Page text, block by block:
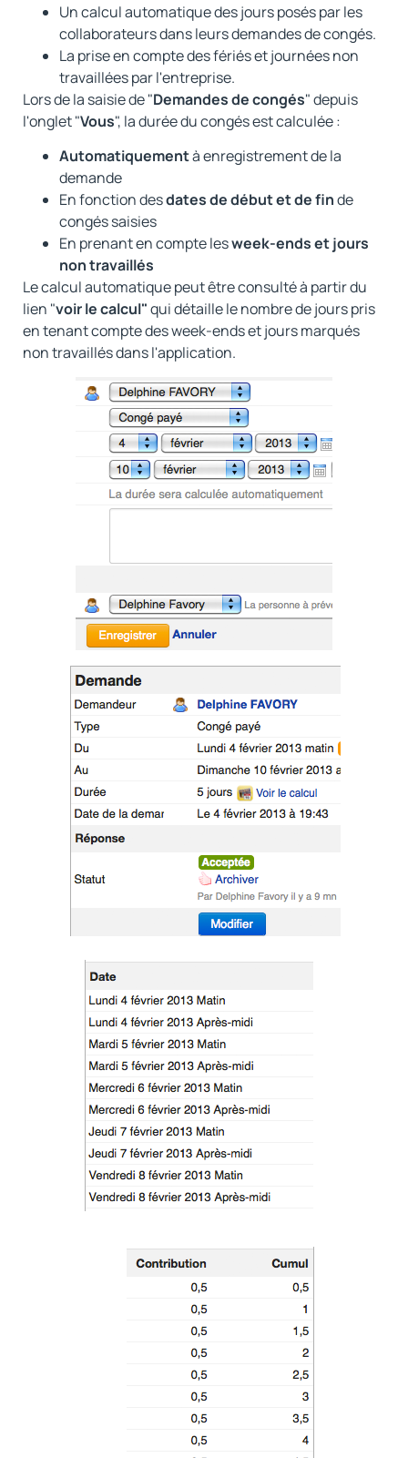
Un calcul automatique des jours posés par les
collaborateurs dans leurs demandes de congés.
La prise en compte des fériés et journées non
travaillées par l'entreprise.
Lors de la saisie de "Demandes de congés" depuis
l'onglet "Vous", la durée du congés est calculée :
Automatiquementà enregistrement de la
demande
En fonction desdates de début et de finde
congés saisies
En prenant en compte lesweek-ends et jours
non travaillés
Le calcul automatique peut être consulté à partir du
lien "voir le calcul"qui détaille le nombre de jours pris
en tenant compte des week-ends et jours marqués
non travaillés dans l'application.